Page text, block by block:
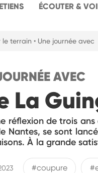
ÉCOUTER &
le terrain • Une journée avec
AVEC
La
réflexion de trois ans
Nantes, se sont
À la grande
#coupure